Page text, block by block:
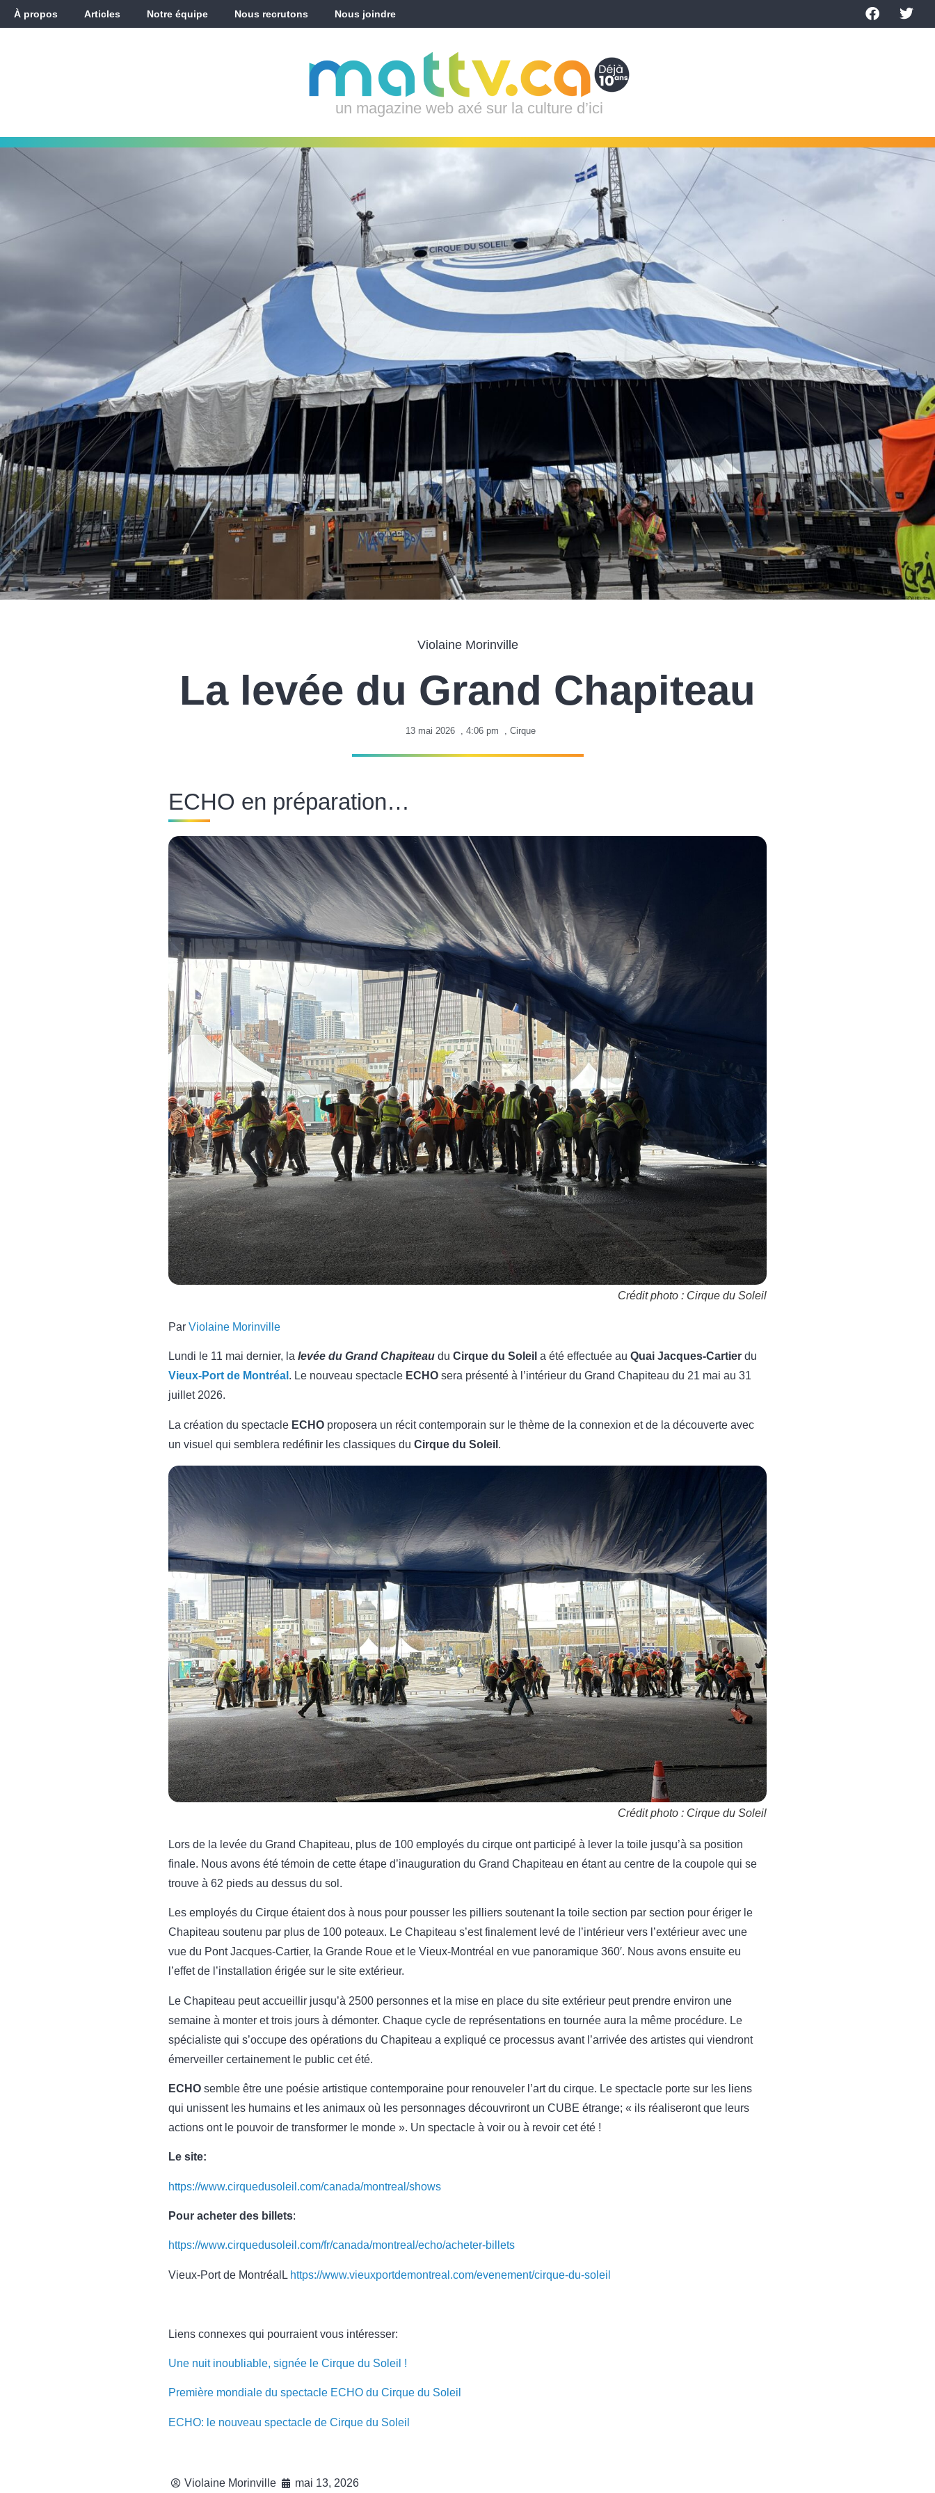
À propos Articles Notre équipe Nous recrutons Nous joindre
un magazine web axé sur la culture d’ici
Violaine Morinville
La levée du Grand Chapiteau
13 mai 2026 , 4:06 pm , Cirque
ECHO en préparation…
Crédit photo : Cirque du Soleil
Par Violaine Morinville
Lundi le 11 mai dernier, la levée du Grand Chapiteau du Cirque du Soleil a été effectuée au Quai Jacques-Cartier du
Vieux-Port de Montréal . Le nouveau spectacle ECHO sera présenté à l’intérieur du Grand Chapiteau du 21 mai au 31
juillet 2026.
La création du spectacle ECHO proposera un récit contemporain sur le thème de la connexion et de la découverte avec
un visuel qui semblera redéfinir les classiques du Cirque du Soleil .
Crédit photo : Cirque du Soleil
Lors de la levée du Grand Chapiteau, plus de 100 employés du cirque ont participé à lever la toile jusqu’à sa position
finale. Nous avons été témoin de cette étape d’inauguration du Grand Chapiteau en étant au centre de la coupole qui se
trouve à 62 pieds au dessus du sol.
Les employés du Cirque étaient dos à nous pour pousser les pilliers soutenant la toile section par section pour ériger le
Chapiteau soutenu par plus de 100 poteaux. Le Chapiteau s’est finalement levé de l’intérieur vers l’extérieur avec une
vue du Pont Jacques-Cartier, la Grande Roue et le Vieux-Montréal en vue panoramique 360′. Nous avons ensuite eu
l’effet de l’installation érigée sur le site extérieur.
Le Chapiteau peut accueillir jusqu’à 2500 personnes et la mise en place du site extérieur peut prendre environ une
semaine à monter et trois jours à démonter. Chaque cycle de représentations en tournée aura la même procédure. Le
spécialiste qui s’occupe des opérations du Chapiteau a expliqué ce processus avant l’arrivée des artistes qui viendront
émerveiller certainement le public cet été.
ECHO semble être une poésie artistique contemporaine pour renouveler l’art du cirque. Le spectacle porte sur les liens
qui unissent les humains et les animaux où les personnages découvriront un CUBE étrange; « ils réaliseront que leurs
actions ont le pouvoir de transformer le monde ». Un spectacle à voir ou à revoir cet été !
Le site:
https://www.cirquedusoleil.com/canada/montreal/shows
Pour acheter des billets:
https://www.cirquedusoleil.com/fr/canada/montreal/echo/acheter-billets
Vieux-Port de MontréalL https://www.vieuxportdemontreal.com/evenement/cirque-du-soleil
Liens connexes qui pourraient vous intéresser:
Une nuit inoubliable, signée le Cirque du Soleil !
Première mondiale du spectacle ECHO du Cirque du Soleil
ECHO: le nouveau spectacle de Cirque du Soleil
Violaine Morinville mai 13, 2026